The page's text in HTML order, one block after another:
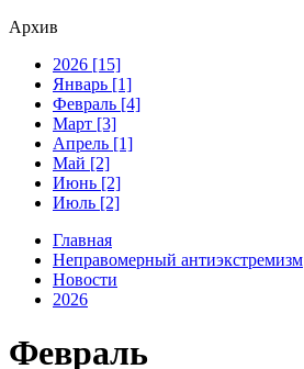
Архив
2026 [15]
Январь [1]
Февраль [4]
Март [3]
Апрель [1]
Май [2]
Июнь [2]
Июль [2]
Главная
Неправомерный антиэкстремизм
Новости
2026
Февраль